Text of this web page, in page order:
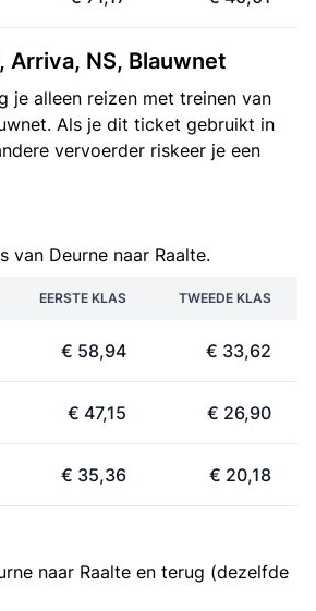
Arriva, NS, Blauwnet
je alleen reizen met treinen van
Als je dit ticket gebruikt in
vervoerder riskeer je een
van Deurne naar Raalte.
EERSTE KLAS TWEEDE KLAS
€ 58,94 € 33,62
€ 47,15 € 26,90
€ 35,36 € 20,18
naar Raalte en terug (dezelfde